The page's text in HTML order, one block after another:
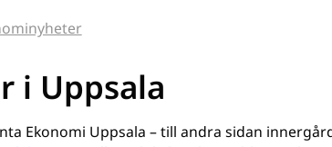
i Uppsala
Ekonomi Uppsala – till andra sidan